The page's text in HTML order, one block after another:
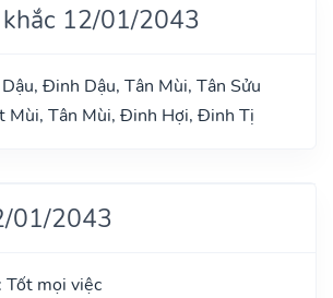
12/01/2043
Đinh Dậu, Tân Mùi, Tân Sửu
Mùi, Tân Mùi, Đinh Hợi, Đinh Tị
01/2043
Tốt mọi việc